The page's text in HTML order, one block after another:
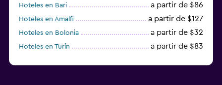
Hoteles en Bari a partir de $86
Hoteles en Amalfi a partir de $127
Hoteles en Bolonia a partir de $32
Hoteles en Turín a partir de $83